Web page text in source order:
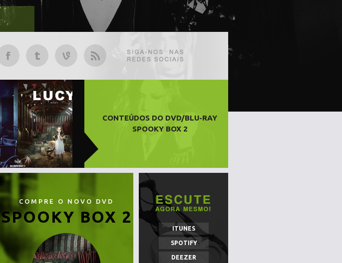
CONTEÚDOS DO DVD/BLU-RAY
SPOOKY BOX 2
COMPRE O NOVO DVD
SPOOKY BOX 2
ITUNES
SPOTIFY
DEEZER